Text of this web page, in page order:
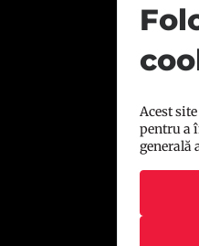
Acest
pentru a
generală